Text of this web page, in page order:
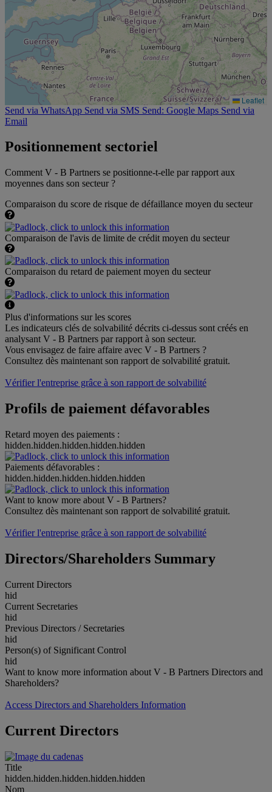
Leaflet
Send via WhatsApp Send via SMS Send: Google Maps Send via
Email
Positionnement sectoriel
Comment V - B Partners se positionne-t-elle par rapport aux
moyennes dans son secteur ?
Comparaison du score de risque de défaillance moyen du secteur
Comparaison de l'avis de limite de crédit moyen du secteur
Comparaison du retard de paiement moyen du secteur
Plus d'informations sur les scores
Les indicateurs clés de solvabilité décrits ci-dessus sont créés en
analysant V - B Partners par rapport à son secteur.
Vous envisagez de faire affaire avec V - B Partners ?
Consultez dès maintenant son rapport de solvabilité gratuit.
Vérifier l'entreprise grâce à son rapport de solvabilité
Profils de paiement défavorables
Retard moyen des paiements :
hidden.hidden.hidden.hidden.hidden
Paiements défavorables :
hidden.hidden.hidden.hidden.hidden
Want to know more about V - B Partners?
Consultez dès maintenant son rapport de solvabilité gratuit.
Vérifier l'entreprise grâce à son rapport de solvabilité
Directors/Shareholders Summary
Current Directors
hid
Current Secretaries
hid
Previous Directors / Secretaries
hid
Person(s) of Significant Control
hid
Want to know more information about V - B Partners Directors and
Shareholders?
Access Directors and Shareholders Information
Current Directors
Title
hidden.hidden.hidden.hidden.hidden
Nom